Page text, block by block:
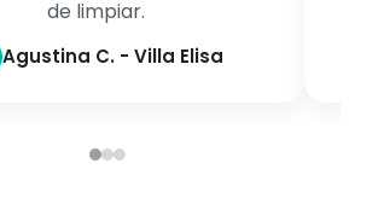
de limpiar.
Agustina C. - Villa Elisa